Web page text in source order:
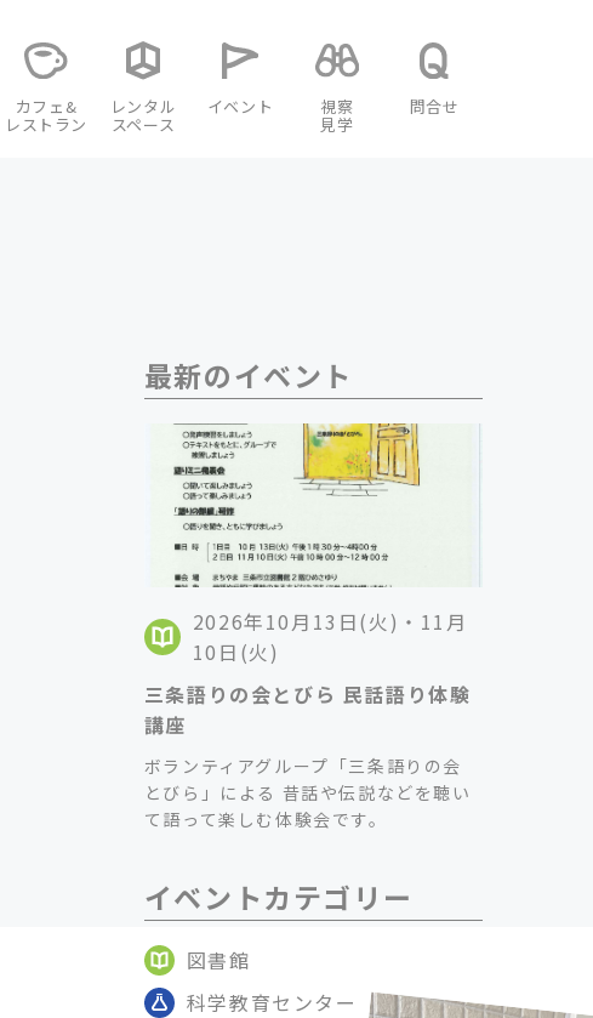
カフェ&
レストラン
レンタル
スペース
イベント 視察
見学
問合せ
最新のイベント
2026年10月13日(火)・11月
10日(火)
三条語りの会とびら 民話語り体験
講座
ボランティアグループ「三条語りの会
とびら」による 昔話や伝説などを聴い
て語って楽しむ体験会です。
イベントカテゴリー
図書館
科学教育センター